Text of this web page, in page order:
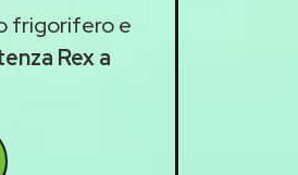
frigorifero e
Rex a